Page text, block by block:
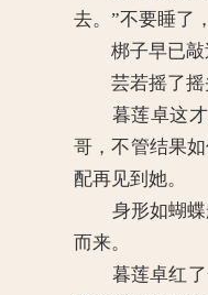
去。”不要睡了
梆子早已敲过
芸若摇了摇头
暮莲卓这才感
哥，不管结果
配再见到她。
身形如蝴蝶般
而来。
暮莲卓红了一